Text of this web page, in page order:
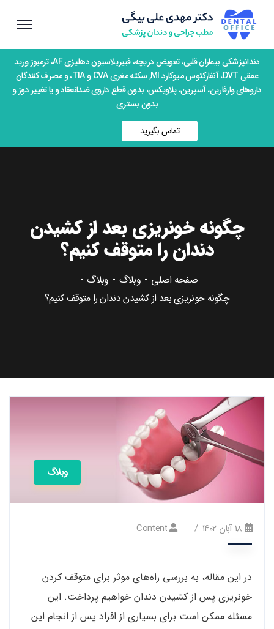
دندانپزشکی بیماران قلبی، تعویض دریچه، فیبریلاسیون دهلیزی AF، ترمبوز ورید
عمقی DVT، آنفارکتوس میوکارد MI, سکته مغری CVA و TIA، و مصرف کنندگان
داروهای وارفارین، آسپرین، پلاویکس، بدون قطع داروی ضدانعقاد و یا تغییر دوز و
بدون بستری
تماس بگیرید
چگونه خونریزی بعد از کشیدن
دندان را متوقف کنیم؟
صفحه اصلی وبلاگ
وبلاگ
چگونه خونریزی بعد از کشیدن دندان را متوقف کنیم؟
وبلاگ
۱۸ آبان ۱۴۰۲ Content
در این مقاله، به بررسی راه‌های موثر برای متوقف کردن
خونریزی پس از کشیدن دندان خواهیم پرداخت. این
مسئله ممکن است برای بسیاری از افراد پس از انجام این